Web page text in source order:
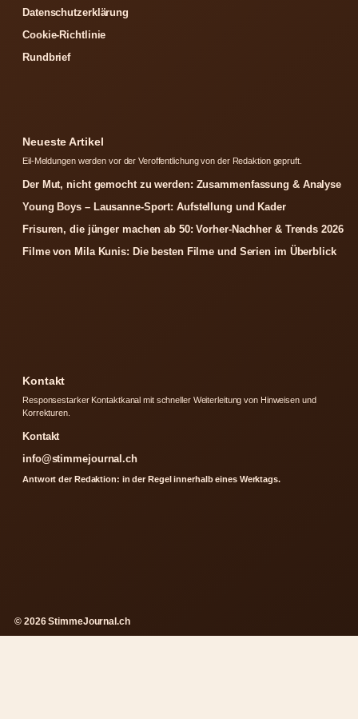
Datenschutzerklärung
Cookie-Richtlinie
Rundbrief
Neueste Artikel
Eil-Meldungen werden vor der Veroffentlichung von der Redaktion gepruft.
Der Mut, nicht gemocht zu werden: Zusammenfassung & Analyse
Young Boys – Lausanne-Sport: Aufstellung und Kader
Frisuren, die jünger machen ab 50: Vorher-Nachher & Trends 2026
Filme von Mila Kunis: Die besten Filme und Serien im Überblick
Kontakt
Responsestarker Kontaktkanal mit schneller Weiterleitung von Hinweisen und
Korrekturen.
Kontakt
info@stimmejournal.ch
Antwort der Redaktion: in der Regel innerhalb eines Werktags.
© 2026 StimmeJournal.ch